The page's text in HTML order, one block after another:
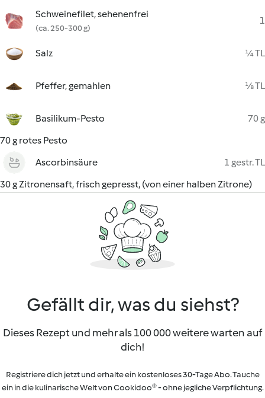
Schweinefilet, sehenenfrei
(ca. 250-300 g)
1
Salz ¼ TL
Pfeffer, gemahlen ⅛ TL
Basilikum-Pesto
70 g
70 g rotes Pesto
Ascorbinsäure
1 gestr. TL
30 g Zitronensaft, frisch gepresst, (von einer halben Zitrone)
Gefällt dir, was du siehst?
Dieses Rezept und mehr als 100 000 weitere warten auf
dich!
Registriere dich jetzt und erhalte ein kostenloses 30-Tage Abo. Tauche
ein in die kulinarische Welt von Cookidoo® - ohne jegliche Verpflichtung.